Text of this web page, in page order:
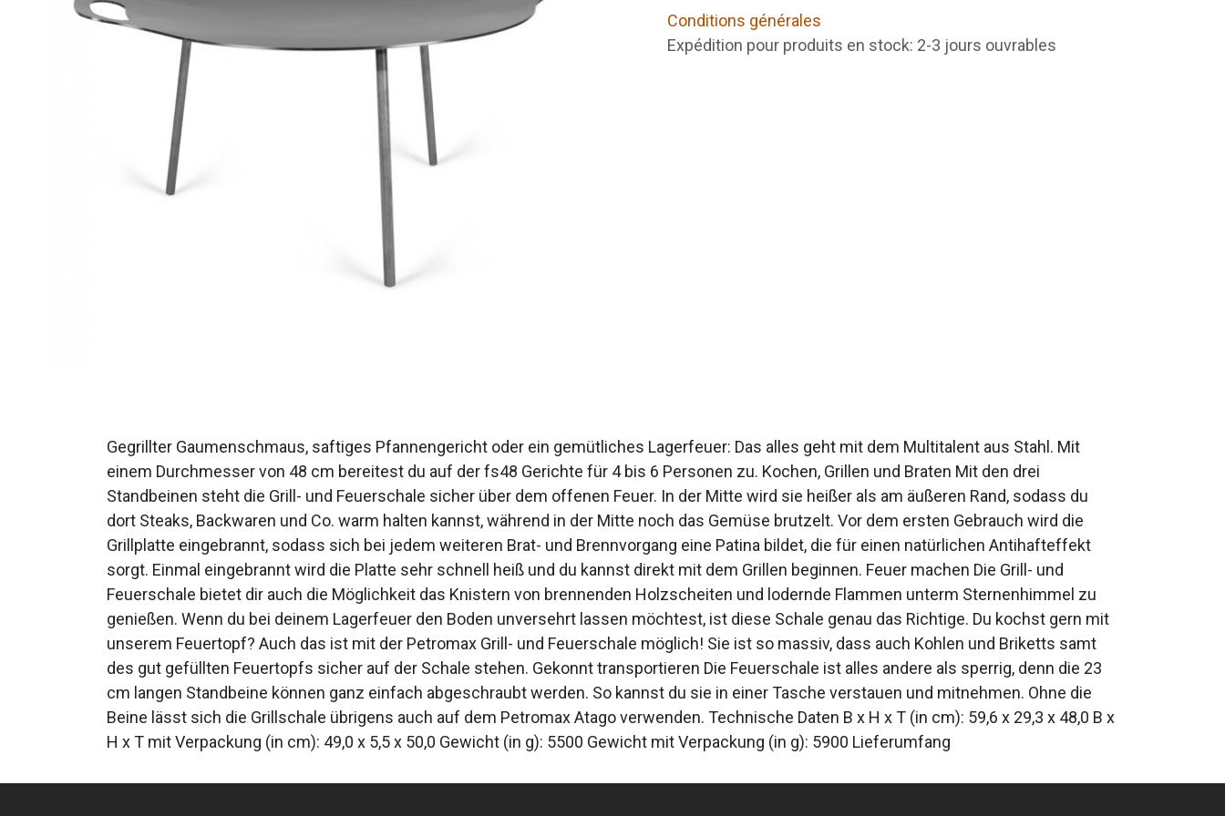
Conditions générales
Expédition pour produits en stock: 2-3 jours ouvrables
Gegrillter Gaumenschmaus, saftiges Pfannengericht oder ein gemütliches Lagerfeuer: Das alles geht mit dem Multitalent aus Stahl. Mit
einem Durchmesser von 48 cm bereitest du auf der fs48 Gerichte für 4 bis 6 Personen zu. Kochen, Grillen und Braten Mit den drei
Standbeinen steht die Grill- und Feuerschale sicher über dem offenen Feuer. In der Mitte wird sie heißer als am äußeren Rand, sodass du
dort Steaks, Backwaren und Co. warm halten kannst, während in der Mitte noch das Gemüse brutzelt. Vor dem ersten Gebrauch wird die
Grillplatte eingebrannt, sodass sich bei jedem weiteren Brat- und Brennvorgang eine Patina bildet, die für einen natürlichen Antihafteffekt
sorgt. Einmal eingebrannt wird die Platte sehr schnell heiß und du kannst direkt mit dem Grillen beginnen. Feuer machen Die Grill- und
Feuerschale bietet dir auch die Möglichkeit das Knistern von brennenden Holzscheiten und lodernde Flammen unterm Sternenhimmel zu
genießen. Wenn du bei deinem Lagerfeuer den Boden unversehrt lassen möchtest, ist diese Schale genau das Richtige. Du kochst gern mit
unserem Feuertopf? Auch das ist mit der Petromax Grill- und Feuerschale möglich! Sie ist so massiv, dass auch Kohlen und Briketts samt
des gut gefüllten Feuertopfs sicher auf der Schale stehen. Gekonnt transportieren Die Feuerschale ist alles andere als sperrig, denn die 23
cm langen Standbeine können ganz einfach abgeschraubt werden. So kannst du sie in einer Tasche verstauen und mitnehmen. Ohne die
Beine lässt sich die Grillschale übrigens auch auf dem Petromax Atago verwenden. Technische Daten B x H x T (in cm): 59,6 x 29,3 x 48,0 B x
H x T mit Verpackung (in cm): 49,0 x 5,5 x 50,0 Gewicht (in g): 5500 Gewicht mit Verpackung (in g): 5900 Lieferumfang